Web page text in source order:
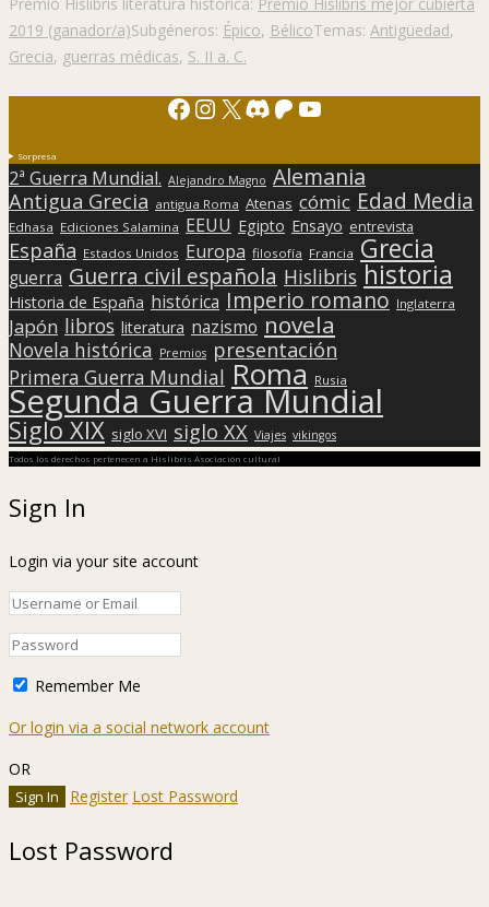
2019 (ganador/a)Subgéneros: Épico, BélicoTemas: Antigüedad,
Grecia, guerras médicas, S. II a. C.
Facebook
Instagram
X Discord
Patreon
YouTube
Sorpresa
2ª Guerra Mundial. Alejandro Magno Alemania
Antigua Grecia antigua Roma Atenas cómic Edad Media
Edhasa Ediciones Salamina EEUU Egipto Ensayo entrevista
España Estados Unidos Europa filosofía Francia Grecia
guerra Guerra civil española Hislibris historia
Historia de España histórica Imperio romano Inglaterra
Japón libros literatura nazismo novela
Novela histórica Premios presentación
Primera Guerra Mundial Roma Rusia
Segunda Guerra Mundial
Siglo XIX siglo XVI siglo XX Viajes vikingos
Todos los derechos pertenecen a Hislibris Asociación cultural
Sign In
Login via your site account
Remember Me
Or login via a social network account
OR
Register Lost Password
Lost Password